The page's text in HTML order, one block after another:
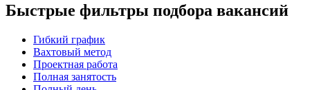
Быстрые фильтры подбора вакансий
Гибкий график
Вахтовый метод
Проектная работа
Полная занятость